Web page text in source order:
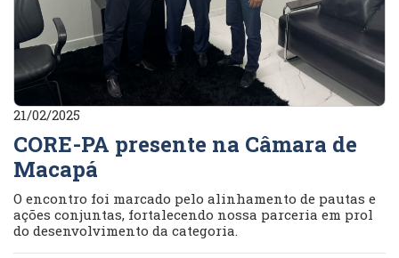
21/02/2025
CORE-PA presente na Câmara de
Macapá
O encontro foi marcado pelo alinhamento de pautas e
ações conjuntas, fortalecendo nossa parceria em prol
do desenvolvimento da categoria.